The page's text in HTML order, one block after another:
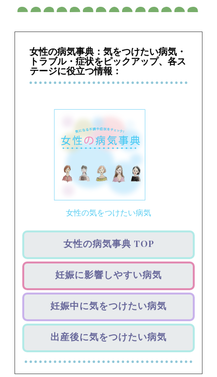
女性の病気事典：気をつけたい病気・
トラブル・症状をピックアップ、各ス
テージに役立つ情報：
女性の気をつけたい病気
女性の病気事典 TOP
妊娠に影響しやすい病気
妊娠中に気をつけたい病気
出産後に気をつけたい病気